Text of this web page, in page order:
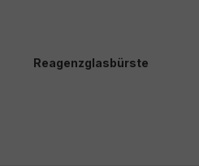
Reagenzglasbürste